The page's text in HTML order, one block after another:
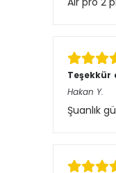
Teşekkür
Hakan Y.
Şuanlık